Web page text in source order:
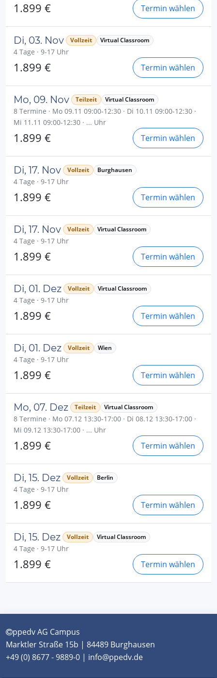
1.899 € Termin wählen
Di, 03. Nov Vollzeit Virtual Classroom
4 Tage · 9-17 Uhr
1.899 € Termin wählen
Mo, 09. Nov Teilzeit Virtual Classroom
8 Termine · Mo 09.11 09:00-12:30 · Di 10.11 09:00-12:30 ·
Mi 11.11 09:00-12:30 · ... Uhr
1.899 € Termin wählen
Di, 17. Nov Vollzeit Burghausen
4 Tage · 9-17 Uhr
1.899 € Termin wählen
Di, 17. Nov Vollzeit Virtual Classroom
4 Tage · 9-17 Uhr
1.899 € Termin wählen
Di, 01. Dez Vollzeit Virtual Classroom
4 Tage · 9-17 Uhr
1.899 € Termin wählen
Di, 01. Dez Vollzeit Wien
4 Tage · 9-17 Uhr
1.899 € Termin wählen
Mo, 07. Dez Teilzeit Virtual Classroom
8 Termine · Mo 07.12 13:30-17:00 · Di 08.12 13:30-17:00 ·
Mi 09.12 13:30-17:00 · ... Uhr
1.899 € Termin wählen
Di, 15. Dez Vollzeit Berlin
4 Tage · 9-17 Uhr
1.899 € Termin wählen
Di, 15. Dez Vollzeit Virtual Classroom
4 Tage · 9-17 Uhr
1.899 € Termin wählen
ppedv AG Campus
Marktler Straße 15b | 84489 Burghausen
+49 (0) 8677 - 9889-0 | info@ppedv.de